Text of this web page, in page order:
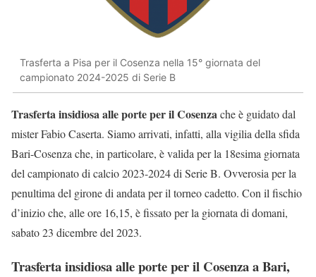
Trasferta a Pisa per il Cosenza nella 15° giornata del
campionato 2024-2025 di Serie B
Trasferta insidiosa alle porte per il Cosenzache è guidato dal
mister Fabio Caserta. Siamo arrivati, infatti, alla vigilia della sfida
Bari-Cosenza che, in particolare, è valida per la 18esima giornata
del campionato di calcio 2023-2024 di Serie B. Ovverosia per la
penultima del girone di andata per il torneo cadetto. Con il fischio
d’inizio che, alle ore 16,15, è fissato per la giornata di domani,
sabato 23 dicembre del 2023.
Trasferta insidiosa alle porte per il Cosenza a Bari,